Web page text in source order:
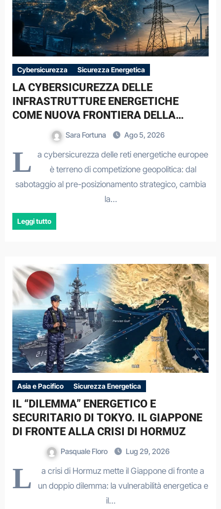
Cybersicurezza Sicurezza Energetica
LA CYBERSICUREZZA DELLE
INFRASTRUTTURE ENERGETICHE
COME NUOVA FRONTIERA DELLA
COMPETIZIONE GEOPOLITICA: IL CASO
DELLE RETI ELETTRICHE EUROPEE NEL
CONTESTO DELLA GUERRA IBRIDA
Sara Fortuna Ago 5, 2026
L
a cybersicurezza delle reti energetiche europee
è terreno di competizione geopolitica: dal
sabotaggio al pre-posizionamento strategico, cambia
la…
Leggi tutto
Asia e Pacifico Sicurezza Energetica
IL “DILEMMA” ENERGETICO E
SECURITARIO DI TOKYO. IL GIAPPONE
DI FRONTE ALLA CRISI DI HORMUZ
Pasquale Floro Lug 29, 2026
L
a crisi di Hormuz mette il Giappone di fronte a
un doppio dilemma: la vulnerabilità energetica e
il…